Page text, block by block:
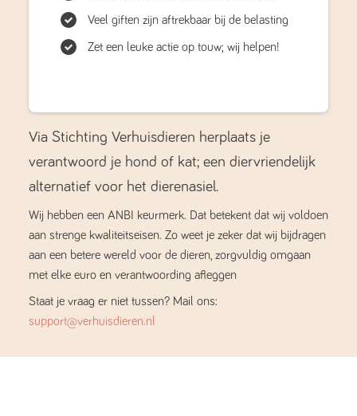
Veel giften zijn aftrekbaar bij de belasting
Zet een leuke actie op touw; wij helpen!
Via Stichting Verhuisdieren herplaats je
verantwoord je hond of kat; een diervriendelijk
alternatief voor het dierenasiel.
Wij hebben een ANBI keurmerk. Dat betekent dat wij voldoen
aan strenge kwaliteitseisen. Zo weet je zeker dat wij bijdragen
aan een betere wereld voor de dieren, zorgvuldig omgaan
met elke euro en verantwoording afleggen
Staat je vraag er niet tussen? Mail ons:
support@verhuisdieren.nl